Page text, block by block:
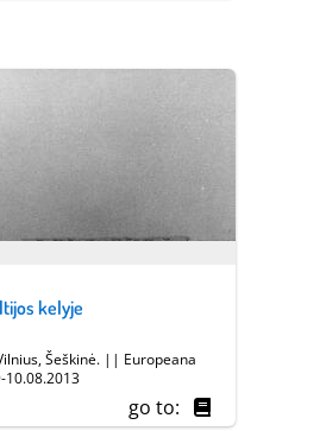
kelyje
Šeškinė. || Europeana
10.08.2013
go to: